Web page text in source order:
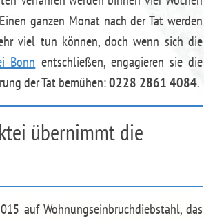
ganzen Monat nach der Tat werden
viel tun können, doch wenn sich die
Bonn entschließen, engagieren sie die
der Tat bemühen:0228 2861 4084.
übernimmt die
auf Wohnungseinbruchdiebstahl, das